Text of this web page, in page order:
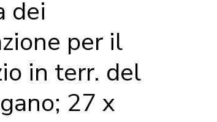
dei
per il
in terr. del
27 x